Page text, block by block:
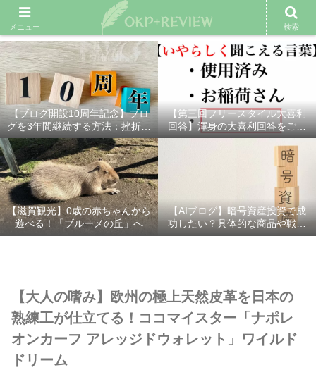
雑記ブログ プロフィール 余興動画 ベスト大喜利 スポ
【ブログ開設10周年記念】ブロ
グを3年間継続する方法：挫折し
ないための7つの秘訣
【第三回フリースタイル大喜利
回答】渾身の大喜利回答をご紹
介！
【滋賀観光】0歳の赤ちゃんから
遊べる！「ブルーメの丘」へ
【AIブログ】暗号資産投資で成
功したい？具体的な商品や戦略
を分かりやすく解説！
【大人の嗜み】欧州の極上天然皮革を日本の
熟練工が仕立てる！ココマイスター「ナポレ
オンカーフ アレッジドウォレット」ワイルド
ドリーム
メニュー 検索